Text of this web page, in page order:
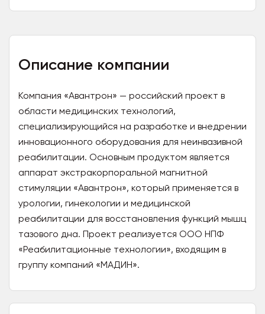
Описание компании
Компания «Авантрон» — российский проект в
области медицинских технологий,
специализирующийся на разработке и внедрении
инновационного оборудования для неинвазивной
реабилитации. Основным продуктом является
аппарат экстракорпоральной магнитной
стимуляции «Авантрон», который применяется в
урологии, гинекологии и медицинской
реабилитации для восстановления функций мышц
тазового дна. Проект реализуется ООО НПФ
«Реабилитационные технологии», входящим в
группу компаний «МАДИН».